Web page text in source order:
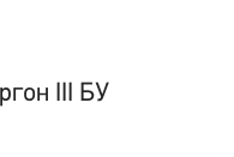
III БУ